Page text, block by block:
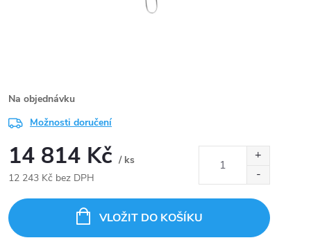
Na objednávku
Možnosti doručení
14 814 Kč / ks
12 243 Kč bez DPH
cena:
VLOŽIT DO KOŠÍKU